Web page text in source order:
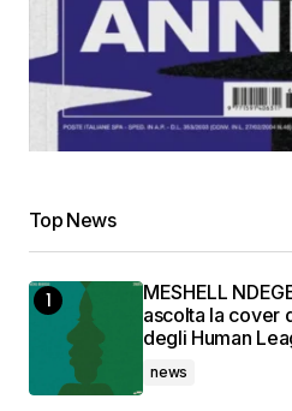
Top News
MESHELL
ascolta la cover
degli Human
news